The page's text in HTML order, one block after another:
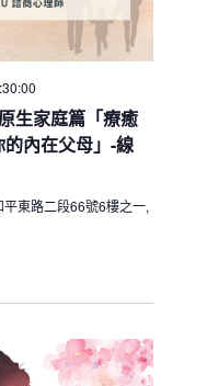
生家庭篇「療癒
內在父母」-線
東路二段66號6樓之一,